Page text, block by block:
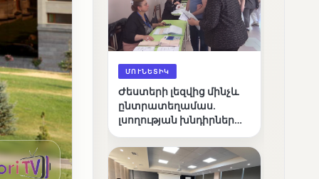
ՄՈՒՆԵՏԻԿ
Ժեստերի լեզվից մինչև
ընտրատեղամաս.
լսողության խնդիրներ
ճանապարհը